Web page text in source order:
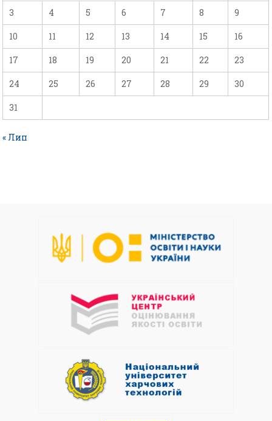
3 4 5 6 7 8 9
10 11 12 13 14 15 16
17 18 19 20 21 22 23
24 25 26 27 28 29 30
31
« Лип